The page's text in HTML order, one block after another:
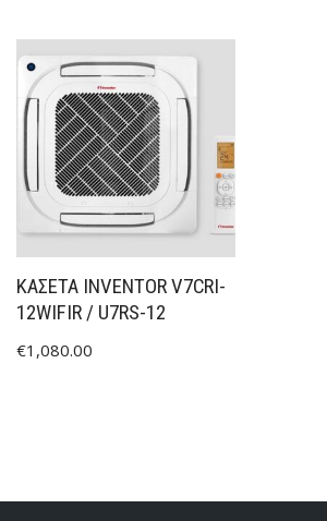
ΚΑΣΕΤΑ INVENTOR V7CRI-
12WIFIR / U7RS-12
€1,080.00